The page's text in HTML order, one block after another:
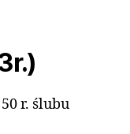
r. ślubu